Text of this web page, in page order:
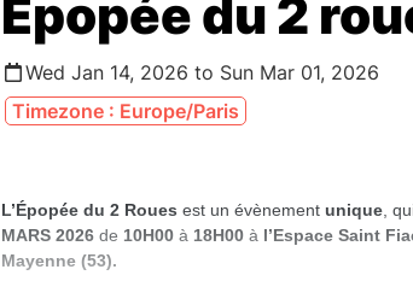
Épopée du 2
Wed Jan 14, 2026 to Sun Mar 01, 2026
Timezone : Europe/Paris
L’Épopée du 2 Roues est un évènement unique ,
MARS 2026 de 10H00 à 18H00 à l’Espace Saint
Mayenne (53).